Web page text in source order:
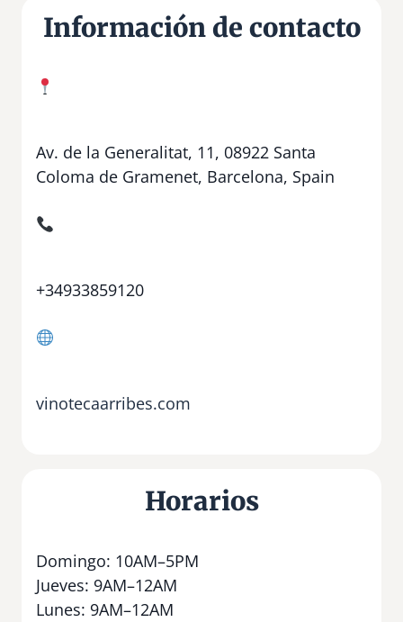
Información de contacto
Av. de la Generalitat, 11, 08922 Santa
Coloma de Gramenet, Barcelona, Spain
+34933859120
vinotecaarribes.com
Horarios
Domingo: 10AM–5PM
Jueves: 9AM–12AM
Lunes: 9AM–12AM